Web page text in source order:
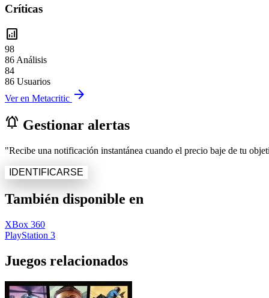
Críticas
analytics
98
86 Análisis
84
86 Usuarios
Ver en Metacritic arrow_forward
notifications_active Gestionar alertas
"Recibe una notificación instantánea cuando el precio baje de tu
IDENTIFICARSE
También disponible en
XBox 360
PlayStation 3
Juegos relacionados